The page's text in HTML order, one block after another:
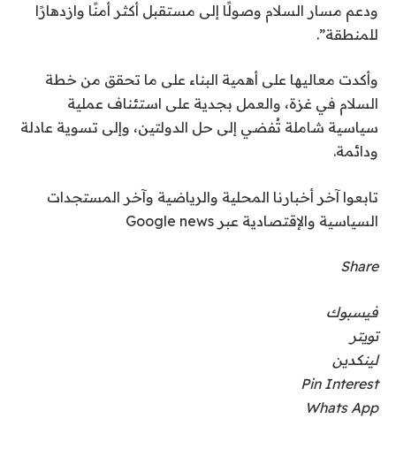
ودعم مسار السلام وصولًا إلى مستقبل أكثر أمنًا وازدهارًا
للمنطقة”.
وأكدت معاليها على أهمية البناء على ما تحقق من خطة
السلام في غزة، والعمل بجدية على استئناف عملية
سياسية شاملة تُفضي إلى حل الدولتين، وإلى تسوية عادلة
ودائمة.
تابعوا آخر أخبارنا المحلية والرياضية وآخر المستجدات
السياسية والإقتصادية عبر Google news
Share
فيسبوك
تويتر
لينكدين
Pin Interest
Whats App